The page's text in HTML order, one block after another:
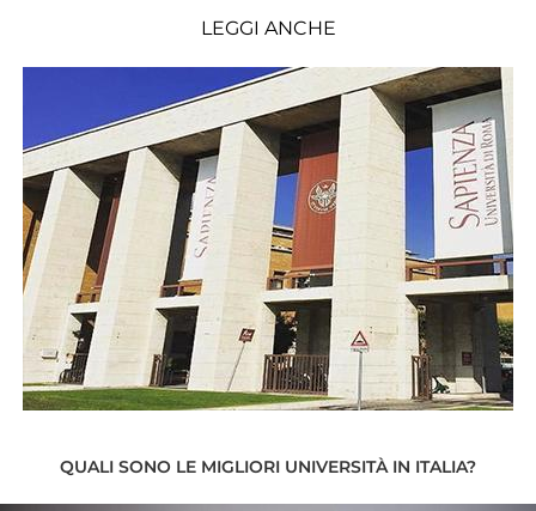
LEGGI ANCHE
QUALI SONO LE MIGLIORI UNIVERSITÀ IN ITALIA?